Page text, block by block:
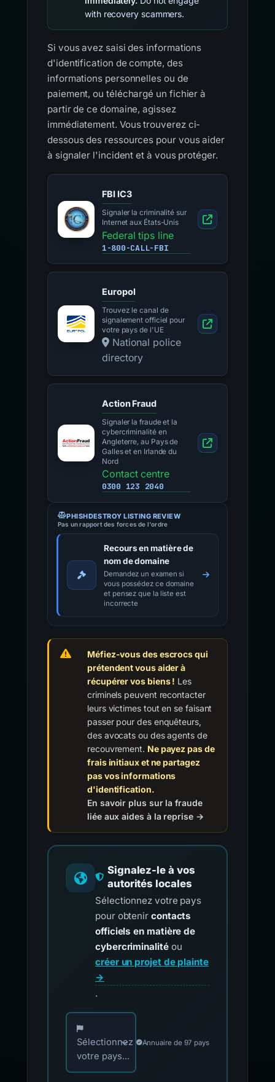
with recovery scammers.
Si vous avez saisi des informations
d'identification de compte, des
informations personnelles ou de
paiement, ou téléchargé un fichier à
partir de ce domaine, agissez
immédiatement. Vous trouverez ci-
dessous des ressources pour vous aider
à signaler l'incident et à vous protéger.
FBI IC3
Signaler la criminalité sur
Internet aux États-Unis
Federal tips line
1-800-CALL-FBI
Europol
Trouvez le canal de
signalement officiel pour
votre pays de l'UE
National police
directory
Action Fraud
Signaler la fraude et la
cybercriminalité en
Angleterre, au Pays de
Galles et en Irlande du
Nord
Contact centre
0300 123 2040
PHISHDESTROY LISTING REVIEW
Pas un rapport des forces de l'ordre
Recours en matière de
nom de domaine
Demandez un examen si
vous possédez ce domaine
et pensez que la liste est
incorrecte
Méfiez-vous des escrocs qui
prétendent vous aider à
récupérer vos biens ! Les
criminels peuvent recontacter
leurs victimes tout en se faisant
passer pour des enquêteurs,
des avocats ou des agents de
recouvrement. Ne payez pas de
frais initiaux et ne partagez
pas vos informations
d'identification.
En savoir plus sur la fraude
liée aux aides à la reprise →
Signalez-le à vos
autorités locales
Sélectionnez votre pays
pour obtenir contacts
officiels en matière de
cybercriminalitéou
créer un projet de plainte
→
.
Choisissez votre pays pour les contacts
Sélectionnez
votre pays...
Annuaire de 97 pays